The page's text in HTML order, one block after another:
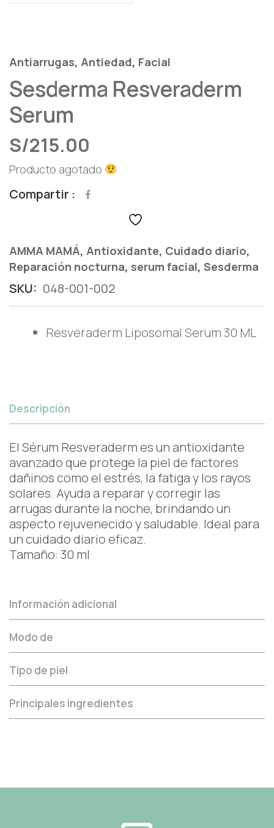
Antiarrugas, Antiedad, Facial
Sesderma Resveraderm
Serum
S/215.00
Producto agotado
Compartir
AMMA MAMÁ, Antioxidante, Cuidado diario,
Reparación nocturna, serum facial, Sesderma
SKU: 048-001-002
Resveraderm Liposomal Serum 30 ML
Descripción
El Sérum Resveraderm es un antioxidante
avanzado que protege la piel de factores
dañinos como el estrés, la fatiga y los rayos
solares. Ayuda a reparar y corregir las
arrugas durante la noche, brindando un
aspecto rejuvenecido y saludable. Ideal para
un cuidado diario eficaz.
Tamaño: 30 ml
Información adicional
Modo de
Tipo de piel
Principales ingredientes